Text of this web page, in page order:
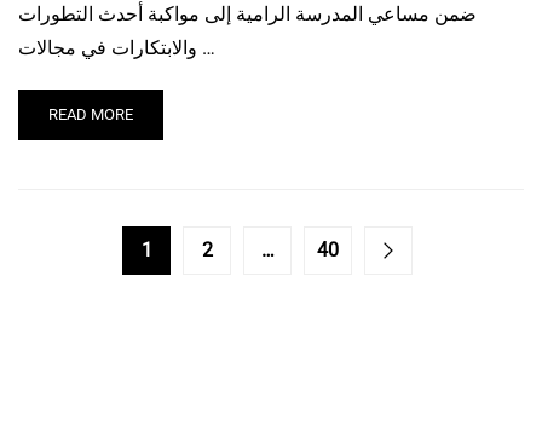
ضمن مساعي المدرسة الرامية إلى مواكبة أحدث التطورات
والابتكارات في مجالات …
READ MORE
1 2 … 40